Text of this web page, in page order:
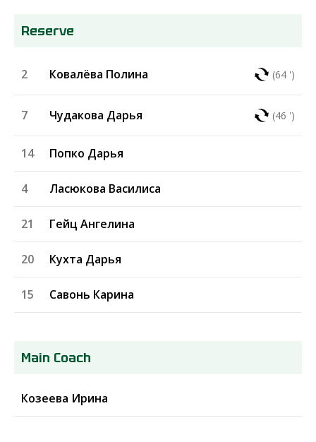
Reserve
(64 ')
Ковалёва Полина
2
(46 ')
Чудакова Дарья
7
Попко Дарья
14
Ласюкова Василиса
4
Гейц Ангелина
21
Кухта Дарья
20
Савонь Карина
15
Main Coach
Козеева Ирина